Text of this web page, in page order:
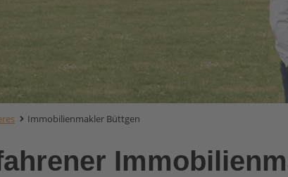
Immobilienmakler Büttgen